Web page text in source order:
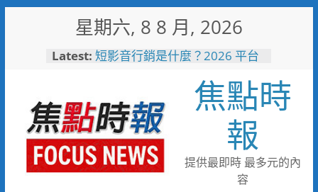
星期六, 8 8 月, 2026
Latest: 短影音行銷是什麼？2026 平台
日本花藝大師梅垣稔抵台交流
「花見日和」展現台日花藝文化
魅力 8月8日精彩展演登場
彰化縣長參選人魏平政彰化造
勢 喊福利超越六都承接王惠美
施政再升級
救護量能再升級！彰化聯合捐贈
4輛高規格救護車 首配全自動
焦點時
報
提供最即時 最多元的內
容